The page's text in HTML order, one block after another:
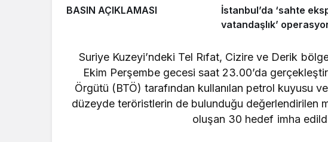
BASIN AÇIKLAMASI
İstanbul’da ‘sahte
vatandaşlık’
Suriye Kuzeyi’ndeki Tel Rıfat, Cizire ve Derik
Ekim Perşembe gecesi saat 23.00’da
Örgütü (BTÖ) tarafından kullanılan petrol kuyusu
düzeyde teröristlerin de bulunduğu değerlendirilen
oluşan 30 hedef imha